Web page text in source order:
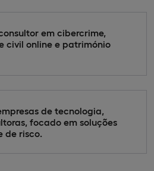
em cibercrime,
civil online e património
de tecnologia,
focado em soluções
de risco.